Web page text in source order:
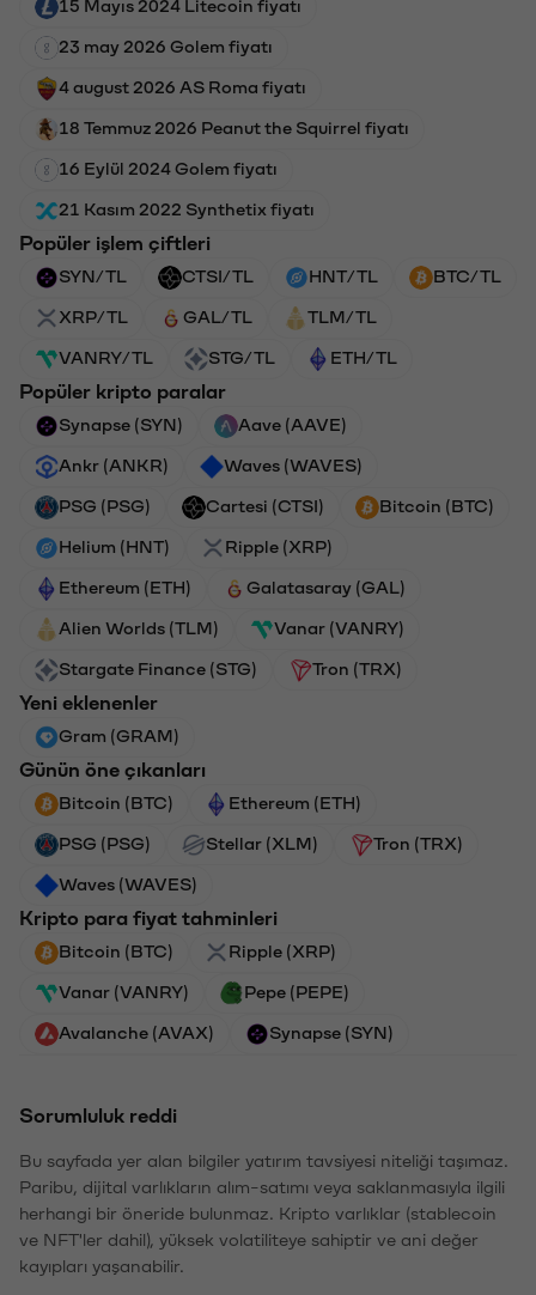
15 Mayıs 2024 Litecoin fiyatı
23 may 2026 Golem fiyatı
4 august 2026 AS Roma fiyatı
18 Temmuz 2026 Peanut the Squirrel fiyatı
16 Eylül 2024 Golem fiyatı
21 Kasım 2022 Synthetix fiyatı
Popüler işlem çiftleri
SYN/TL CTSI/TL HNT/TL BTC/TL
XRP/TL GAL/TL TLM/TL
VANRY/TL STG/TL ETH/TL
Popüler kripto paralar
Synapse (SYN) Aave (AAVE)
Ankr (ANKR) Waves (WAVES)
PSG (PSG) Cartesi (CTSI) Bitcoin (BTC)
Helium (HNT) Ripple (XRP)
Ethereum (ETH) Galatasaray (GAL)
Alien Worlds (TLM) Vanar (VANRY)
Stargate Finance (STG) Tron (TRX)
Yeni eklenenler
Gram (GRAM)
Günün öne çıkanları
Bitcoin (BTC) Ethereum (ETH)
PSG (PSG) Stellar (XLM) Tron (TRX)
Waves (WAVES)
Kripto para fiyat tahminleri
Bitcoin (BTC) Ripple (XRP)
Vanar (VANRY) Pepe (PEPE)
Avalanche (AVAX) Synapse (SYN)
Sorumluluk reddi
Bu sayfada yer alan bilgiler yatırım tavsiyesi niteliği taşımaz.
Paribu, dijital varlıkların alım-satımı veya saklanmasıyla ilgili
herhangi bir öneride bulunmaz. Kripto varlıklar (stablecoin
ve NFT'ler dahil), yüksek volatiliteye sahiptir ve ani değer
kayıpları yaşanabilir.